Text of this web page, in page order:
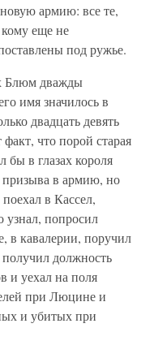
армию: все те,
кому еще не
под ружье.
Блюм дважды
имя значилось в
двадцать девять
что порой старая
бы в глазах короля
призыва в армию, но
в Кассел,
узнал, попросил
в кавалерии, поручил
должность
и уехал на поля
при Люцине и
и убитых при